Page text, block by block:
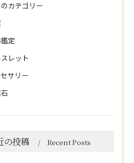
カテゴリー
定
レット
サリー
の投稿 Recent Posts